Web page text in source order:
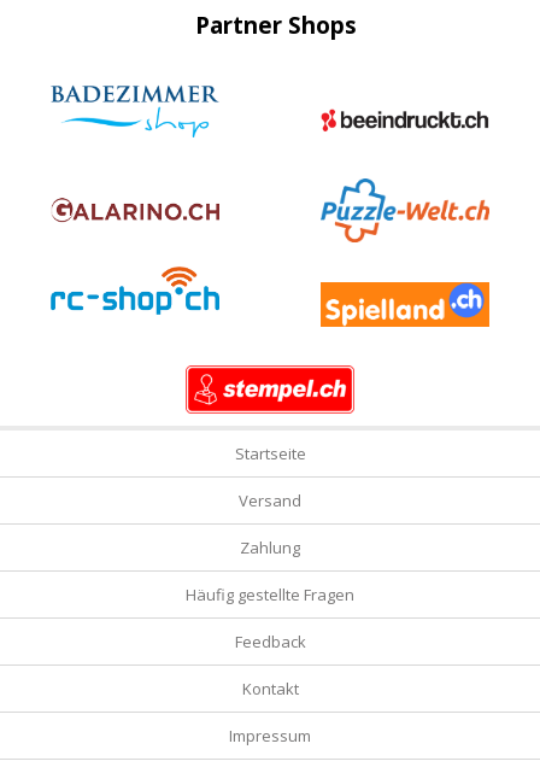
Partner Shops
Startseite
Versand
Zahlung
Häufig gestellte Fragen
Feedback
Kontakt
Impressum